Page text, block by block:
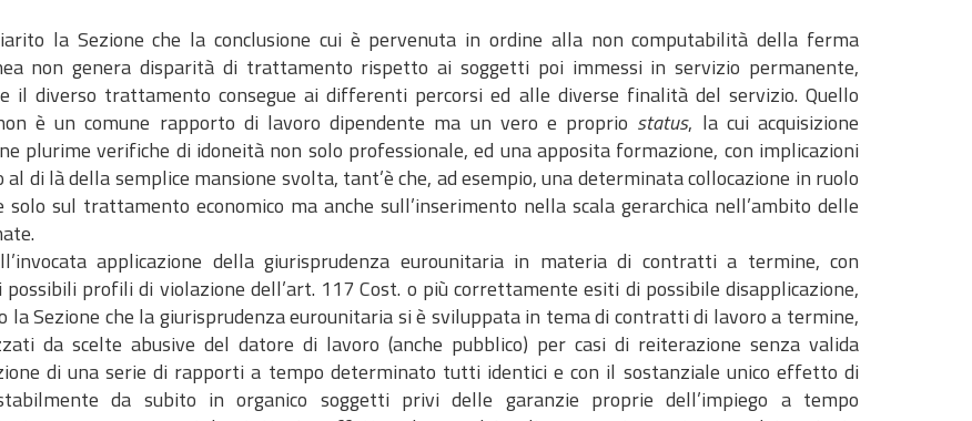
la Sezione che la conclusione cui è pervenuta in ordine alla non computabilità della ferma
non genera disparità di trattamento rispetto ai soggetti poi immessi in servizio permanente,
il diverso trattamento consegue ai differenti percorsi ed alle diverse finalità del servizio. Quello
è un comune rapporto di lavoro dipendente ma un vero e proprio status, la cui acquisizione
plurime verifiche di idoneità non solo professionale, ed una apposita formazione, con implicazioni
al di là della semplice mansione svolta, tant’è che, ad esempio, una determinata collocazione in ruolo
solo sul trattamento economico ma anche sull’inserimento nella scala gerarchica nell’ambito delle
applicazione della giurisprudenza eurounitaria in materia di contratti a termine, con
profili di violazione dell’art. 117 Cost. o più correttamente esiti di possibile disapplicazione,
la Sezione che la giurisprudenza eurounitaria si è sviluppata in tema di contratti di lavoro a termine,
da scelte abusive del datore di lavoro (anche pubblico) per casi di reiterazione senza valida
di una serie di rapporti a tempo determinato tutti identici e con il sostanziale unico effetto di
da subito in organico soggetti privi delle garanzie proprie dell’impiego a tempo